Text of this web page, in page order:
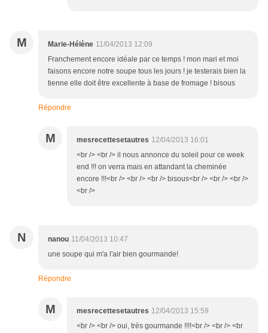
M Marie-Hélène 11/04/2013 12:09
Franchement encore idéale par ce temps ! mon mari et moi
faisons encore notre soupe tous les jours ! je testerais bien la
tienne elle doit être excellente à base de fromage ! bisous
Répondre
M mesrecettesetautres 12/04/2013 16:01
<br /> <br /> il nous annonce du soleil pour ce week
end !!! on verra mais en attandant la cheminée
encore !!!<br /> <br /> <br /> bisous<br /> <br /> <br />
<br />
N nanou 11/04/2013 10:47
une soupe qui m'a l'air bien gourmande!
Répondre
M mesrecettesetautres 12/04/2013 15:59
<br /> <br /> oui, très gourmande !!!!<br /> <br /> <br